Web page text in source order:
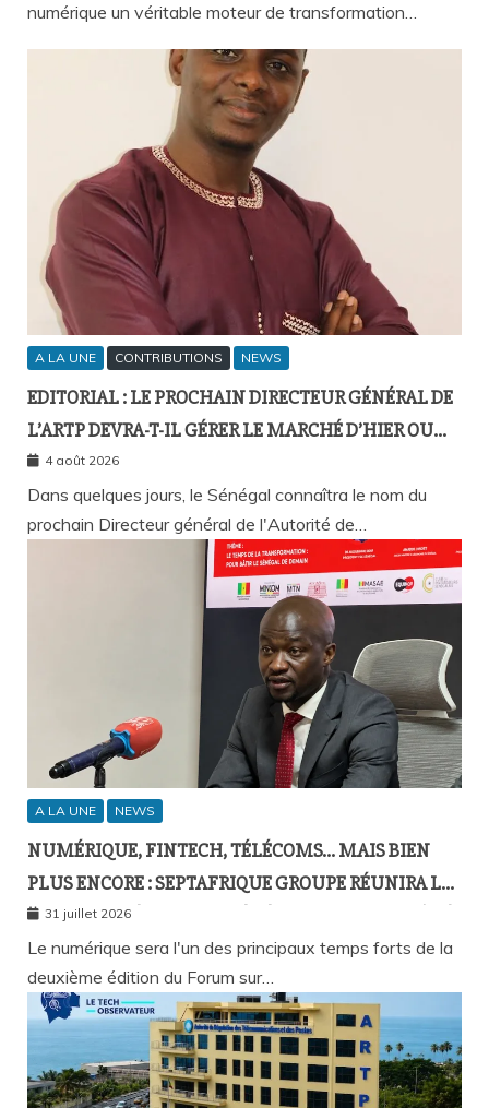
numérique un véritable moteur de transformation…
A LA UNE CONTRIBUTIONS NEWS
EDITORIAL : LE PROCHAIN DIRECTEUR GÉNÉRAL DE
L’ARTP DEVRA-T-IL GÉRER LE MARCHÉ D’HIER OU
CELUI DE DEMAIN ?
4 août 2026
Dans quelques jours, le Sénégal connaîtra le nom du
prochain Directeur général de l'Autorité de…
A LA UNE NEWS
NUMÉRIQUE, FINTECH, TÉLÉCOMS… MAIS BIEN
PLUS ENCORE : SEPTAFRIQUE GROUPE RÉUNIRA LE
GOTHA DE L’ÉCONOMIE SÉNÉGALAISE LE 10 AOÛT À
DAKAR
31 juillet 2026
Le numérique sera l'un des principaux temps forts de la
deuxième édition du Forum sur…